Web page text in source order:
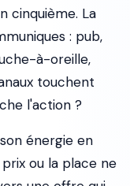
cinquième. La
: pub,
à-oreille,
touchent
l'action ?
énergie en
ou la place ne